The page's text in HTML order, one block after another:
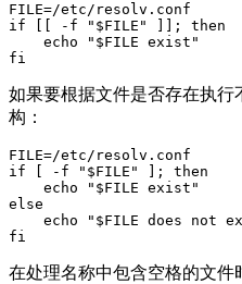
FILE=/etc/resolv.conf
if [[ -f "$FILE" ]]; then
    echo "$FILE exist"
fi
如果要根据文件是否存在执行
构：
FILE=/etc/resolv.conf
if [ -f "$FILE" ]; then
    echo "$FILE exist"
else
echo "$FILE does not
fi
在处理名称中包含空格的文件